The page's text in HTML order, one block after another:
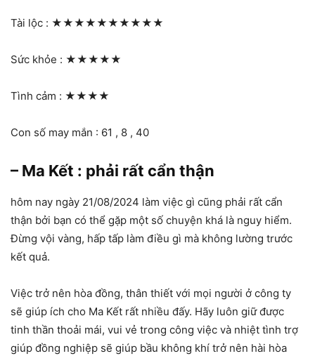
Tài lộc : ★★★★★★★★★★
Sức khỏe : ★★★★★
Tình cảm : ★★★★
Con số may mắn : 61 , 8 , 40
– Ma Kết : phải rất cẩn thận
hôm nay ngày 21/08/2024 làm việc gì cũng phải rất cẩn
thận bởi bạn có thể gặp một số chuyện khá là nguy hiểm.
Đừng vội vàng, hấp tấp làm điều gì mà không lường trước
kết quả.
Việc trở nên hòa đồng, thân thiết với mọi người ở công ty
sẽ giúp ích cho Ma Kết rất nhiều đấy. Hãy luôn giữ được
tinh thần thoải mái, vui vẻ trong công việc và nhiệt tình trợ
giúp đồng nghiệp sẽ giúp bầu không khí trở nên hài hòa